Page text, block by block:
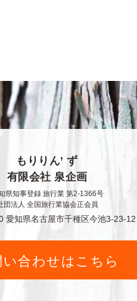
もりりん’ ず
有限会社 泉企画
県知事登録 旅行業 第2-1366号
団法人 全国旅行業協会正会員
愛知県名古屋市千種区今池3-23-12
い合わせはこちら